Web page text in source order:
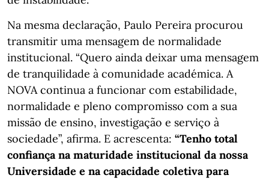
Na mesma declaração, Paulo Pereira procurou
transmitir uma mensagem de normalidade
institucional. “Quero ainda deixar uma mensagem
de tranquilidade à comunidade académica. A
NOVA continua a funcionar com estabilidade,
normalidade e pleno compromisso com a sua
missão de ensino, investigação e serviço à
sociedade”, afirma. E acrescenta: “Tenho total
confiança na maturidade institucional da nossa
Universidade e na capacidade coletiva para